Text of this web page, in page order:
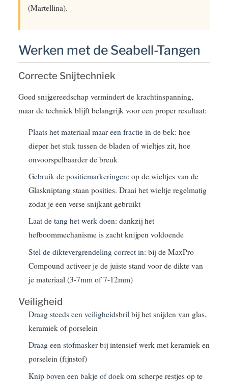
(Martellina).
Werken met de Seabell-Tangen
Correcte Snijtechniek
Goed snijgereedschap vermindert de krachtinspanning,
maar de techniek blijft belangrijk voor een proper resultaat:
Plaats het materiaal maar een fractie in de bek: hoe
dieper het stuk tussen de bladen of wieltjes zit, hoe
onvoorspelbaarder de breuk
Gebruik de positiemarkeringen: op de wieltjes van de
Glaskniptang staan posities. Draai het wieltje regelmatig
zodat je een verse snijkant gebruikt
Laat de tang het werk doen: dankzij het
hefboommechanisme is zacht knijpen voldoende
Stel de diktevergrendeling correct in: bij de MaxPro
Compound activeer je de juiste stand voor de dikte van
je materiaal (3-7mm of 7-12mm)
Veiligheid
Draag steeds een veiligheidsbril bij het snijden van glas,
keramiek of porselein
Draag een stofmasker bij intensief werk met keramiek en
porselein (fijnstof)
Knip boven een bakje of doek om scherpe restjes op te